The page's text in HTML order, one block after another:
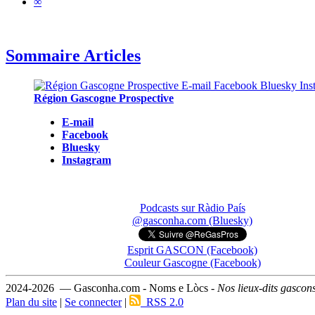
Sommaire Articles
Région Gascogne Prospective
E-mail
Facebook
Bluesky
Instagram
Podcasts sur Ràdio País
@gasconha.com (Bluesky)
Esprit GASCON (Facebook)
Couleur Gascogne (Facebook)
2024-2026 — Gasconha.com - Noms e Lòcs - Nos lieux-dits
Plan du site | Se connecter| RSS 2.0